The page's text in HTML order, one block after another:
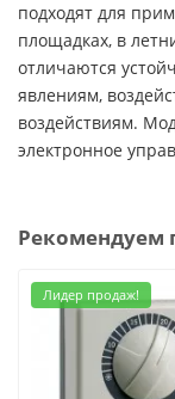
подходят для
площадках, в
отличаются
явлениям,
воздействиям.
электронное
Рекомендуем
Лидер продаж!